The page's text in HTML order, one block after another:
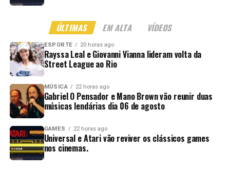
ÚLTIMAS EM ALTA VÍDEOS
ESPORTE 20 horas ago
Rayssa Leal e Giovanni Vianna lideram volta da
Street League ao Rio
MÚSICA 22 horas ago
Gabriel O Pensador e Mano Brown vão reunir duas
músicas lendárias dia 06 de agosto
GAMES 22 horas ago
Universal e Atari vão reviver os clássicos games
nos cinemas.